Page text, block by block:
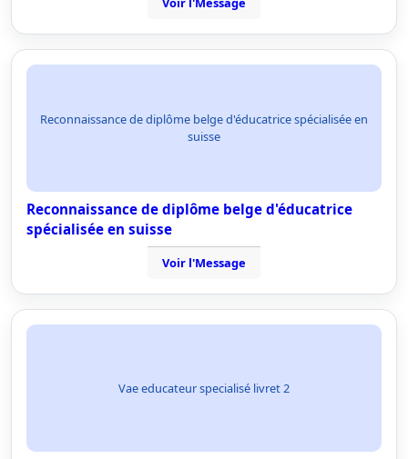
Reconnaissance de diplôme belge d'éducatrice spécialisée en
suisse
Reconnaissance de diplôme belge d'éducatrice
spécialisée en suisse
Voir l'Message
Vae educateur specialisé livret 2